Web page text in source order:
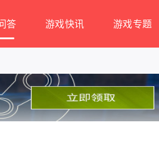
答 游戏快讯 游戏专题